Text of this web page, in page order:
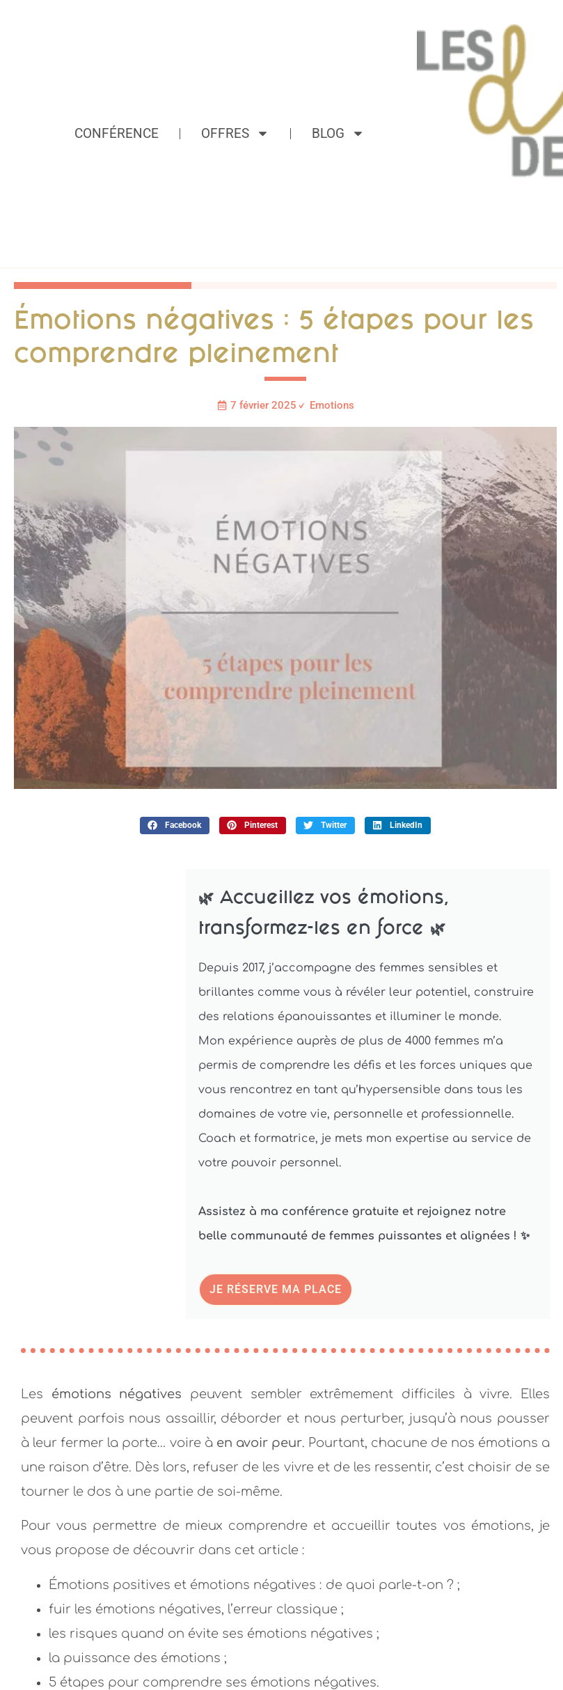
CONFÉRENCE OFFRES BLOG
Émotions négatives : 5 étapes pour les
comprendre pleinement
7 février 2025 Emotions
Facebook Pinterest Twitter LinkedIn
🌿 Accueillez vos émotions,
transformez-les en force 🌿
Depuis 2017, j’accompagne des femmes sensibles et
brillantes comme vous à révéler leur potentiel, construire
des relations épanouissantes et illuminer le monde.
Mon expérience auprès de plus de 4000 femmes m’a
permis de comprendre les défis et les forces uniques que
vous rencontrez en tant qu’hypersensible dans tous les
domaines de votre vie, personnelle et professionnelle.
Coach et formatrice, je mets mon expertise au service de
votre pouvoir personnel.
Assistez à ma conférence gratuite et rejoignez notre
belle communauté de femmes puissantes et alignées ! ✨
JE RÉSERVE MA PLACE
Les émotions négatives peuvent sembler extrêmement difficiles à vivre. Elles
peuvent parfois nous assaillir, déborder et nous perturber, jusqu’à nous pousser
à leur fermer la porte… voire à en avoir peur. Pourtant, chacune de nos émotions a
une raison d’être. Dès lors, refuser de les vivre et de les ressentir, c’est choisir de se
tourner le dos à une partie de soi-même.
Pour vous permettre de mieux comprendre et accueillir toutes vos émotions, je
vous propose de découvrir dans cet article :
Émotions positives et émotions négatives : de quoi parle-t-on ? ;
fuir les émotions négatives, l’erreur classique ;
les risques quand on évite ses émotions négatives ;
la puissance des émotions ;
5 étapes pour comprendre ses émotions négatives.